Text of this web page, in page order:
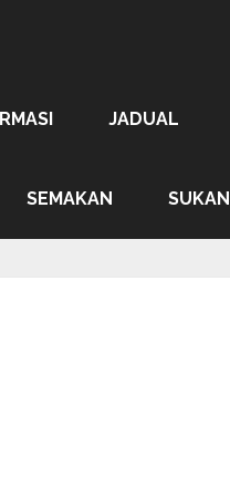
JADUAL
SEMAKAN SUKAN